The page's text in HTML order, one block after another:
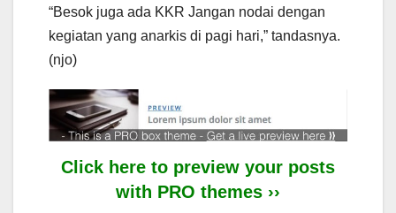
“Besok juga ada KKR Jangan nodai dengan
kegiatan yang anarkis di pagi hari,” tandasnya.
(njo)
Click here to preview your posts
with PRO themes ››